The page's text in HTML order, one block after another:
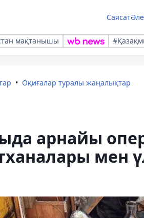
Саясат
мақтанышы
Оқиғалар туралы жаңалықтар
арнайы
мен